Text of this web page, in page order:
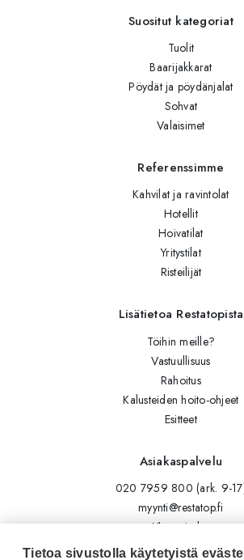
Suositut kategoriat
Tuolit
Baarijakkarat
Pöydät ja pöydänjalat
Sohvat
Valaisimet
Referenssimme
Kahvilat ja ravintolat
Hotellit
Hoivatilat
Yritystilat
Risteilijät
Lisätietoa Restatopista
Töihin meille?
Vastuullisuus
Rahoitus
Kalusteiden hoito-ohjeet
Esitteet
Asiakaspalvelu
020 7959 800 (ark. 9-
myynti@restatop.fi
Yhteystiedot
Lähetä viesti
Tietoa sivustolla käytetyistä